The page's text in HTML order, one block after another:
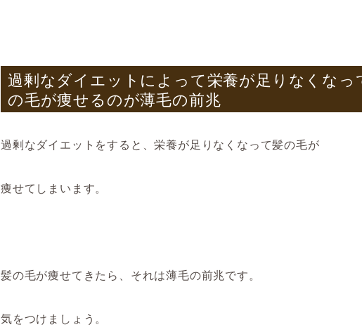
過剰なダイエットによって栄養が足りなくなっ
の毛が痩せるのが薄毛の前兆
過剰なダイエットをすると、栄養が足りなくなって髪の毛が
痩せてしまいます。
髪の毛が痩せてきたら 、それは薄毛の前兆です。
気をつけましょう。